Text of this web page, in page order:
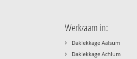
Werkzaam in:
› Daklekkage Aalsum
› Daklekkage Achlum